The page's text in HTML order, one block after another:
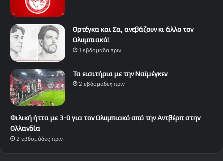
Ορτέγκα και Σα, ανεβάζουν κι άλλο τον
Ολυμπιακό!
1 εβδομάδα πριν
Τα εισιτήρια με την Ναϊμέγκεν
2 εβδομάδες πριν
Φιλική ήττα με 3-0 για τον Ολυμπιακό από την Αντβέρπ στην
Ολλανδία
2 εβδομάδες πριν